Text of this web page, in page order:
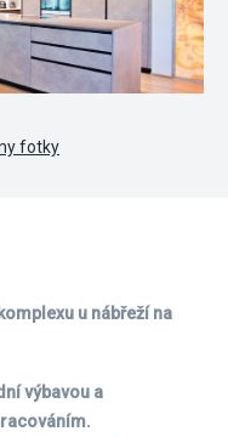
fotky
u nábřeží na
výbavou a